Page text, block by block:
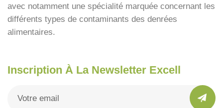
avec notamment une spécialité marquée concernant les
différents types de contaminants des denrées
alimentaires.
Inscription À La Newsletter Excell